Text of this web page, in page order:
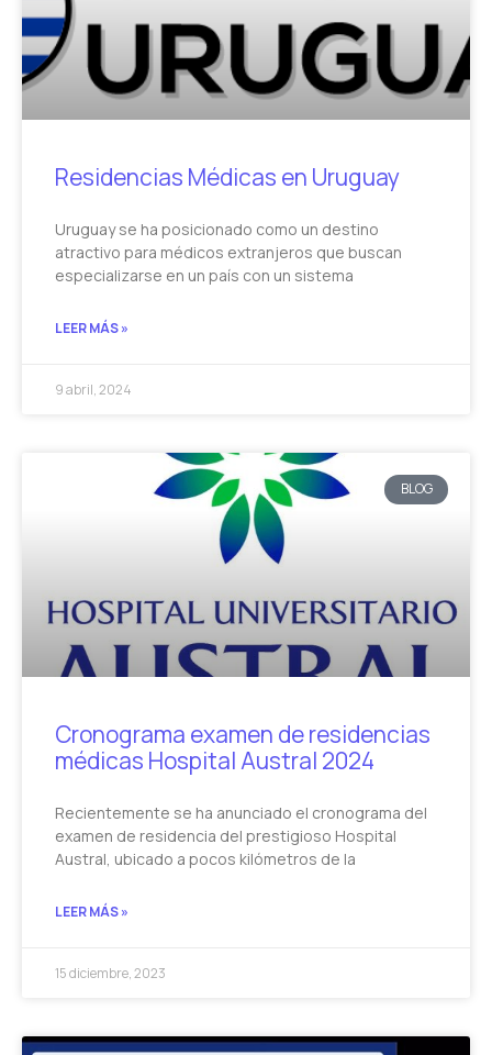
Residencias Médicas en Uruguay
Uruguay se ha posicionado como un destino
atractivo para médicos extranjeros que buscan
especializarse en un país con un sistema
LEER MÁS »
9 abril, 2024
BLOG
Cronograma examen de residencias
médicas Hospital Austral 2024
Recientemente se ha anunciado el cronograma del
examen de residencia del prestigioso Hospital
Austral, ubicado a pocos kilómetros de la
LEER MÁS »
15 diciembre, 2023